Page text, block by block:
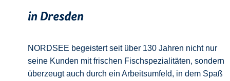
in Dresden
NORDSEE begeistert seit über 130 Jahren nicht nur
seine Kunden mit frischen Fischspezialitäten, sondern
überzeugt auch durch ein Arbeitsumfeld, in dem Spaß